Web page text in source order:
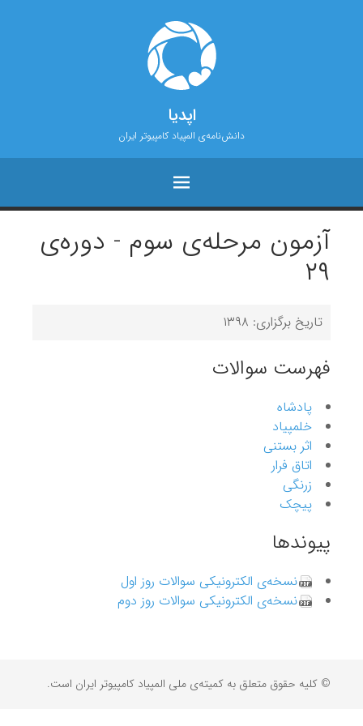
اپدیا
دانش‌نامه‌ی المپیاد کامپیوتر ایران
آزمون مرحله‌ی سوم - دوره‌ی
۲۹
تاریخ برگزاری: ۱۳۹۸
فهرست سوالات
پادشاه
خلمپیاد
اثر بستنی
اتاق فرار
زرنگی
پیچک
پیوندها
نسخه‌ی الکترونیکی سوالات روز اول
نسخه‌ی الکترونیکی سوالات روز دوم
© کلیه حقوق متعلق به کمیته‌ی ملی المپیاد کامپیوتر ایران است.